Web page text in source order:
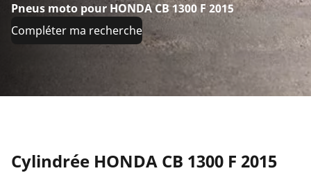
Pneus moto pour HONDA CB 1300 F 2015
Compléter ma recherche
Cylindrée HONDA CB 1300 F 2015